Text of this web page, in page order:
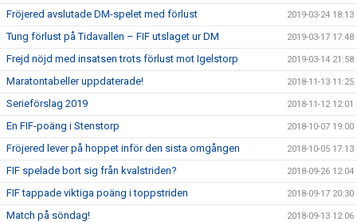
Fröjered avslutade DM-spelet med förlust 2019-03-24 18:13
Tung förlust på Tidavallen – FIF utslaget ur DM 2019-03-17 17:48
Frejd nöjd med insatsen trots förlust mot Igelstorp 2019-03-14 21:58
Maratontabeller uppdaterade! 2018-11-13 11:25
Serieförslag 2019 2018-11-12 12:01
En FIF-poäng i Stenstorp 2018-10-07 19:00
Fröjered lever på hoppet inför den sista omgången 2018-10-05 17:13
FIF spelade bort sig från kvalstriden? 2018-09-26 12:04
FIF tappade viktiga poäng i toppstriden 2018-09-17 20:30
Match på söndag! 2018-09-13 12:06